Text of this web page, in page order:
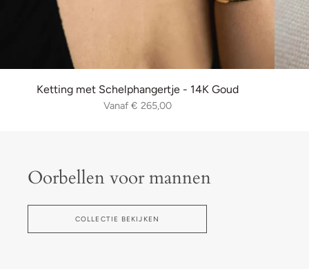
Ketting met Schelphangertje - 14K Goud
Vanaf€ 265,00
Oorbellen voor mannen
COLLECTIE BEKIJKEN